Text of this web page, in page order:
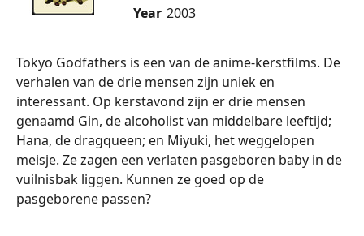
Year 2003
Tokyo Godfathers is een van de anime-kerstfilms. De
verhalen van de drie mensen zijn uniek en
interessant. Op kerstavond zijn er drie mensen
genaamd Gin, de alcoholist van middelbare leeftijd;
Hana, de dragqueen; en Miyuki, het weggelopen
meisje. Ze zagen een verlaten pasgeboren baby in de
vuilnisbak liggen. Kunnen ze goed op de
pasgeborene passen?